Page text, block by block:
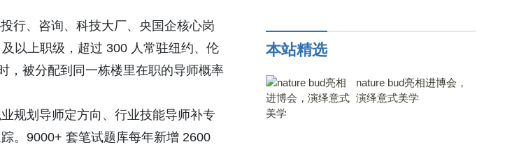
、咨询、科技大厂、央国企核心岗
以上职级，超过 300 人常驻纽约、伦
，被分配到同一栋楼里在职的导师概率
划导师定方向、行业技能导师补专
。9000+ 套笔试题库每年新增 2600
本站精选
nature bud亮相进博会，
演绎意式美学